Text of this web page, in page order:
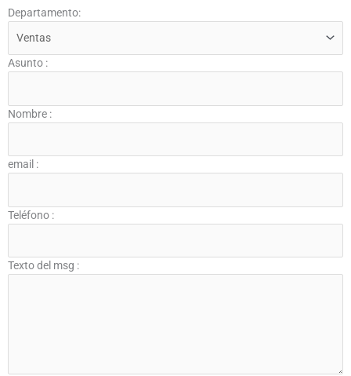
Departamento:
Asunto :
Nombre :
email :
Teléfono :
Texto del msg :